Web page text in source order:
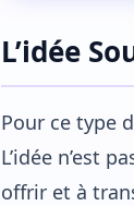
L’idée
Pour ce type
L’idée n’est
offrir et à